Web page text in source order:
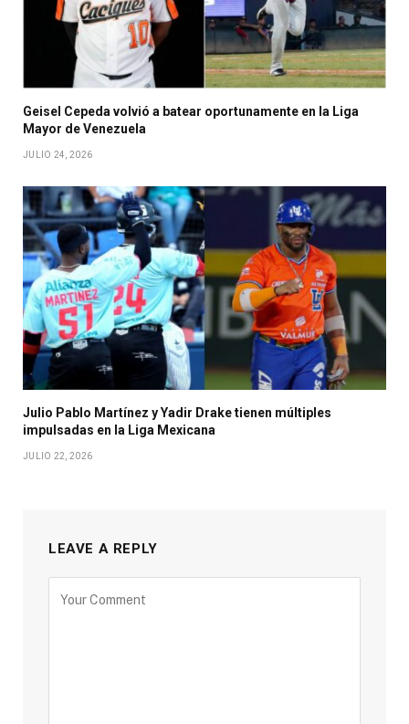
Geisel Cepeda volvió a batear oportunamente en la Liga
Mayor de Venezuela
JULIO 24, 2026
Julio Pablo Martínez y Yadir Drake tienen múltiples
impulsadas en la Liga Mexicana
JULIO 22, 2026
LEAVE A REPLY